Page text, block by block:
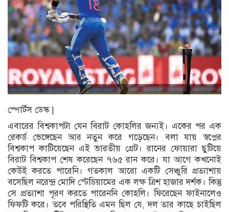
স্পোর্টস ডেস্ক |
এবারের বিশ্বকাপটা যেন বিরাট কোহলির জন্যই। একের পর এক
রেকর্ড ভেঙ্গেছেন আর নতুন করে গড়েছেন। বলা যায় স্বপ্নের
বিশ্বকাপ কাটিয়েছেন এই ভারতীয় গ্রেট। রানের ফোয়ারা ছুটিয়ে
বিরাট বিশ্বকাপ শেষ করেছেন ৭৬৫ রান করে। যা আগে কখনোই
কেউই করতে পারেনি। গতকাল আরো একটি সেঞ্চুরি প্রত্যাশায়
বসেছিল নরেন্দ্র মোদি স্টেডিয়ামের এক লক্ষ ত্রিশ হাজার দর্শক। কিন্তু
সে প্রত্যাশা পূরণ করতে পারেননি কোহলি। ফিরেছেন ফাইনালেও
ফিফটি করে। তবে পরিস্থিতি এমন ছিল যে, দল তার কাছে চাইছিল